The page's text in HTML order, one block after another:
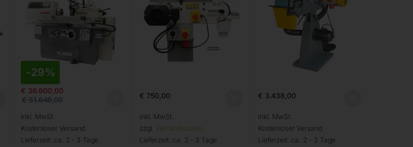
-29%
€ 36.600,00
€51.648,00
inkl. MwSt.
Kostenloser Versand
Lieferzeit: ca. 2 - 3 Tage
€ 750,00
inkl. MwSt.
zzgl. Versandkosten
Lieferzeit: ca. 2 - 3 Tage
€ 3.438,00
inkl. MwSt.
Kostenloser Versand
Lieferzeit: ca. 2 - 3 Tage